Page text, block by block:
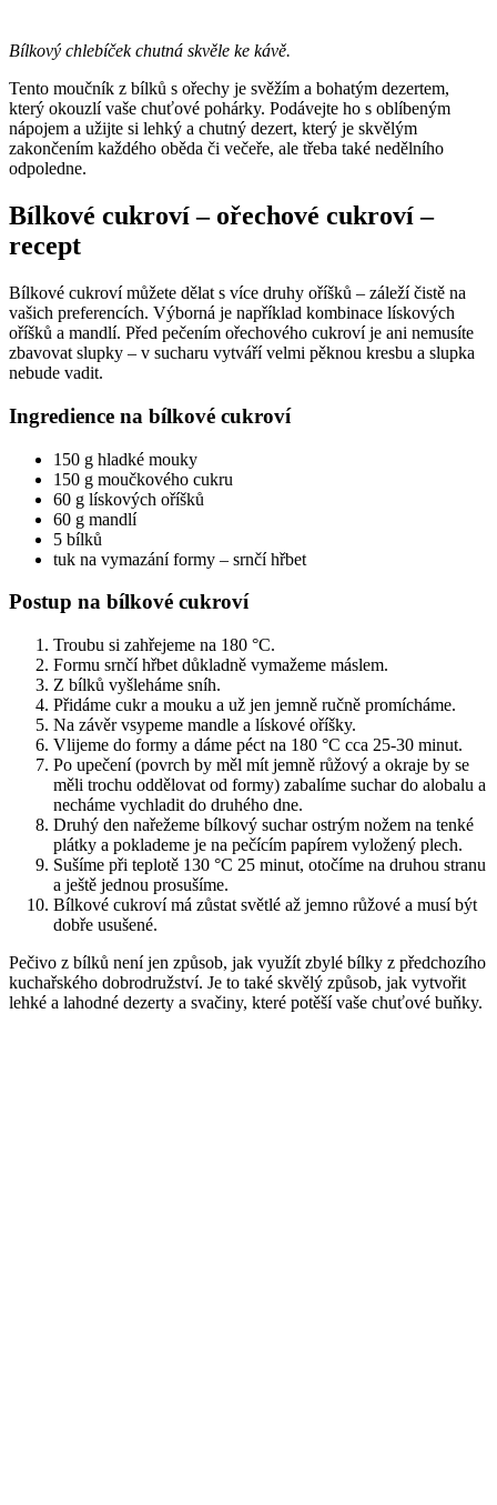
Bílkový chlebíček chutná skvěle ke kávě.
Tento moučník z bílků s ořechy je svěžím a bohatým dezertem,
který okouzlí vaše chuťové pohárky. Podávejte ho s oblíbeným
nápojem a užijte si lehký a chutný dezert, který je skvělým
zakončením každého oběda či večeře, ale třeba také nedělního
odpoledne.
Bílkové cukroví – ořechové cukroví –
recept
Bílkové cukroví můžete dělat s více druhy oříšků – záleží čistě na
vašich preferencích. Výborná je například kombinace lískových
oříšků a mandlí. Před pečením ořechového cukroví je ani nemusíte
zbavovat slupky – v sucharu vytváří velmi pěknou kresbu a slupka
nebude vadit.
Ingredience na bílkové cukroví
150 g hladké mouky
150 g moučkového cukru
60 g lískových oříšků
60 g mandlí
5 bílků
tuk na vymazání formy – srnčí hřbet
Postup na bílkové cukroví
Troubu si zahřejeme na 180 °C.
Formu srnčí hřbet důkladně vymažeme máslem.
Z bílků vyšleháme sníh.
Přidáme cukr a mouku a už jen jemně ručně promícháme.
Na závěr vsypeme mandle a lískové oříšky.
Vlijeme do formy a dáme péct na 180 °C cca 25-30 minut.
Po upečení (povrch by měl mít jemně růžový a okraje by se
měli trochu oddělovat od formy) zabalíme suchar do alobalu a
necháme vychladit do druhého dne.
Druhý den nařežeme bílkový suchar ostrým nožem na tenké
plátky a poklademe je na pečícím papírem vyložený plech.
Sušíme při teplotě 130 °C 25 minut, otočíme na druhou stranu
a ještě jednou prosušíme.
Bílkové cukroví má zůstat světlé až jemno růžové a musí být
dobře usušené.
Pečivo z bílků není jen způsob, jak využít zbylé bílky z předchozího
kuchařského dobrodružství. Je to také skvělý způsob, jak vytvořit
lehké a lahodné dezerty a svačiny, které potěší vaše chuťové buňky.